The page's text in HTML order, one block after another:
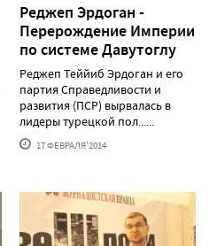
Реджеп Эрдоган -
Перерождение Империи
по системе Давутоглу
Реджеп Теййиб Эрдоган и его
партия Справедливости и
развития (ПСР) вырвалась в
лидеры турецкой пол......
17 ФЕВРАЛЯ'2014